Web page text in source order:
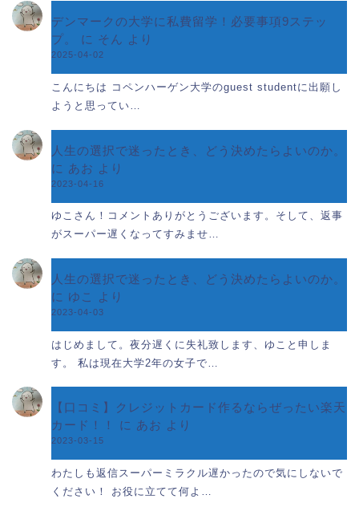
デンマークの大学に私費留学！必要事項9ステッ
プ。
に そん より
2025-04-02
こんにちは コペンハーゲン大学のguest studentに出願し
ようと思ってい…
人生の選択で迷ったとき、どう決めたらよいのか。
に あお より
2023-04-16
ゆこさん！コメントありがとうございます。そして、返事
がスーパー遅くなってすみませ…
人生の選択で迷ったとき、どう決めたらよいのか。
に ゆこ より
2023-04-03
はじめまして。夜分遅くに失礼致します、ゆこと申しま
す。 私は現在大学2年の女子で…
【口コミ】クレジットカード作るならぜったい楽天
カード！！
に あお より
2023-03-15
わたしも返信スーパーミラクル遅かったので気にしないで
ください！ お役に立てて何よ…